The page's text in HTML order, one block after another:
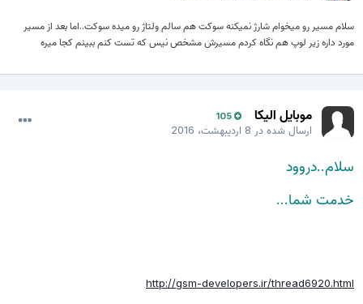
سلام مسیر رو میخوام شارژ نمیکنه سوکت هم سالم ولتاژ رو میده سوکت..اما بعد از مسیر
مورد داره زیر لوپ هم نگاه کردم مسیرش مشخص نیس که تست کنم ببینم کجا میره
موبایل الیکا 105
ارسال شده در8 اردیبهشت، 2016
سلام..دروود
خدمت شما...
http://gsm-developers.ir/thread6920.html